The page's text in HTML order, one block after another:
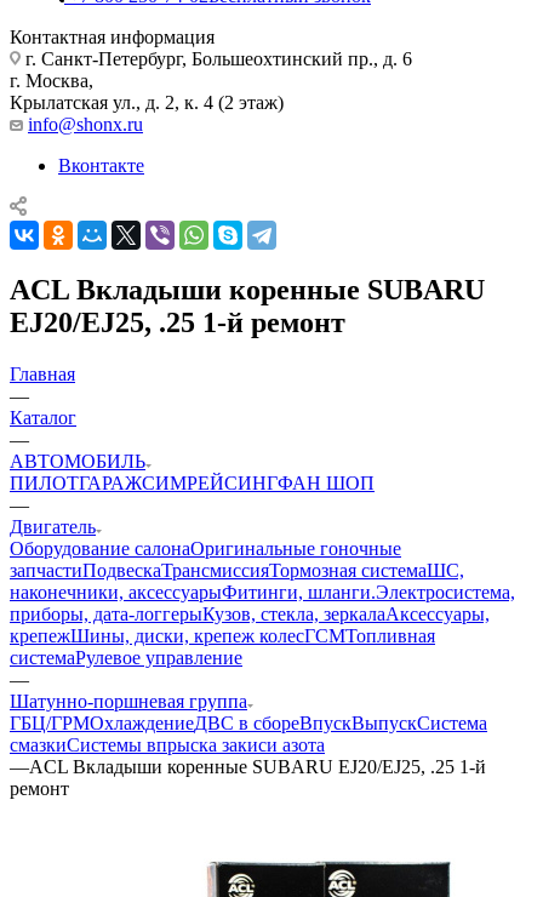
Контактная информация
г. Санкт-Петербург, Большеохтинский пр., д. 6
г. Москва,
Крылатская ул., д. 2, к. 4 (2 этаж)
info@shonx.ru
Вконтакте
ACL Вкладыши коренные SUBARU
EJ20/EJ25, .25 1-й ремонт
Главная
—
Каталог
—
АВТОМОБИЛЬ
ПИЛОТГАРАЖСИМРЕЙСИНГФАН ШОП
—
Двигатель
Оборудование салонаОригинальные гоночные
запчастиПодвескаТрансмиссияТормозная системаШС,
наконечники, аксессуарыФитинги, шланги.Электросистема,
приборы, дата-логгерыКузов, стекла, зеркалаАксессуары,
крепежШины, диски, крепеж колесГСМТопливная
системаРулевое управление
—
Шатунно-поршневая группа
ГБЦ/ГРМОхлаждениеДВС в сбореВпускВыпускСистема
смазкиСистемы впрыска закиси азота
—ACL Вкладыши коренные SUBARU EJ20/EJ25, .25 1-й
ремонт